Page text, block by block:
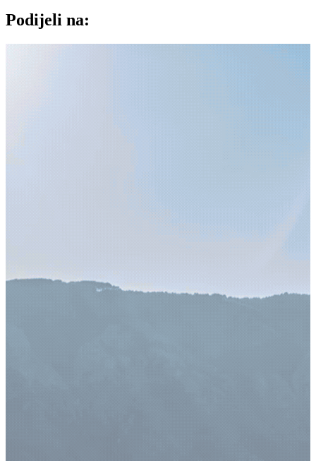
Podijeli na: